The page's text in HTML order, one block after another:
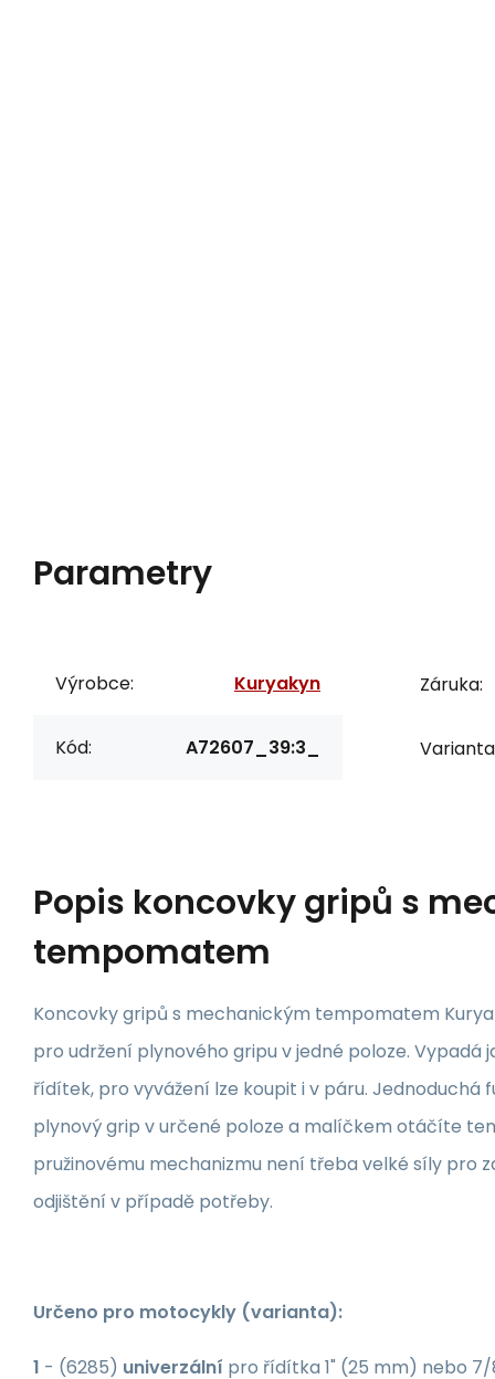
Parametry
Výrobce: Kuryakyn
Kód: A72607_39:3_
Záruka:
Popis koncovky gripů s
tempomatem
Koncovky gripů s mechanickým tempomatem
pro udržení plynového gripu v jedné poloze. Vypadá
řídítek, pro vyvážení lze koupit i v páru. Jednoduchá
plynový grip v určené poloze a malíčkem otáčíte
pružinovému mechanizmu není třeba velké síly pro
odjištění v případě potřeby.
Určeno pro motocykly (varianta):
1 - (6285) univerzální pro řídítka 1" (25 mm) nebo